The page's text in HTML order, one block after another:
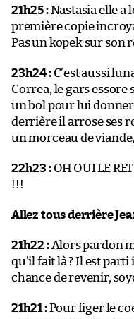
21h25 :Nastasia elle a
première copie
Pas un kopek sur son
23h24 :C’est aussi
Correa, le gars essore
un bol pour lui
derrière il arrose ses
un morceau de
22h23 :OH OUI LE
!!!
Allez tous derrière
21h22 :Alors pardon
qu’il fait là ? Il est parti
chance de revenir,
21h21 :Pour figer le